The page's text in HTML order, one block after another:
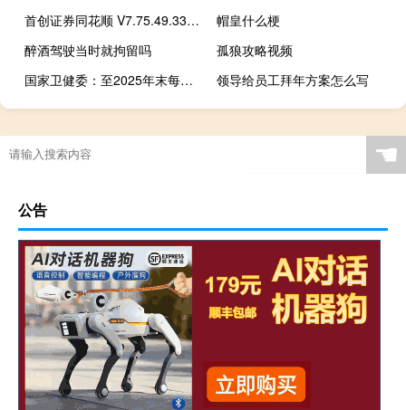
首创证券同花顺 V7.75.49.33 官方版（首创证券同花顺 V7.75.49.33 官方版功能简介）
帽皇什么梗
醉酒驾驶当时就拘留吗
孤狼攻略视频
国家卫健委：至2025年末每百出院人次主动报告不良事件年均大于2.5例次
领导给员工拜年方案怎么写
☚
公告